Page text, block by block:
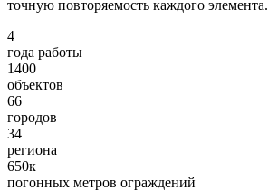
точную повторяемость каждого элемента.
4
года работы
1400
объектов
66
городов
34
региона
650к
погонных метров ограждений